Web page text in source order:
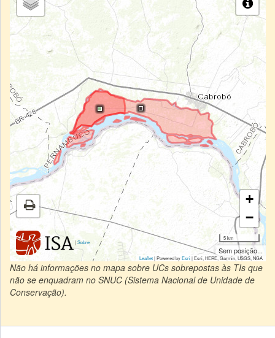
|Sobre
+
−
5 km
Sem posição...
Leaflet| Powered byEsri|Esri, HERE, Garmin, USGS, NGA
Não há informações no mapa sobre UCs sobrepostas às TIs que
não se enquadram no SNUC (Sistema Nacional de Unidade de
Conservação).